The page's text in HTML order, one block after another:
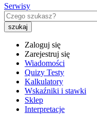
Serwisy
Zaloguj się
Zarejestruj się
Wiadomości
Quizy Testy
Kalkulatory
Wskaźniki i stawki
Sklep
Interpretacje